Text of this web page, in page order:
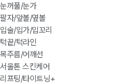
눈꺼풀/눈가
팔자/앞볼/옆볼
입술/입가/입꼬리
턱끝/턱라인
목주름/어깨선
서울톤 스킨케어
리프팅/타이트닝+